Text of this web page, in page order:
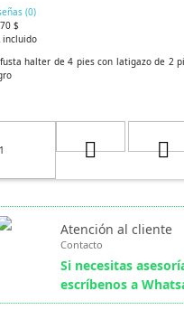
(0)
$
incluido
halter de 4 pies con latigazo de 2
Atención al cliente
Contacto
Si necesitas
escríbenos a